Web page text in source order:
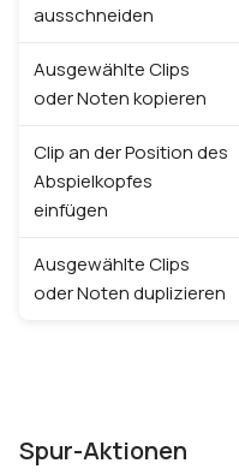
ausschneiden
Ausgewählte Clips
oder Noten kopieren
Clip an der Position des
Abspielkopfes
einfügen
Ausgewählte Clips
oder Noten duplizieren
Spur-Aktionen